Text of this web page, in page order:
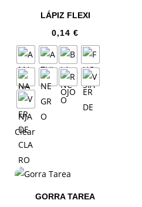
LÁPIZ FLEXI
0,14€
Clear
GORRA TAREA